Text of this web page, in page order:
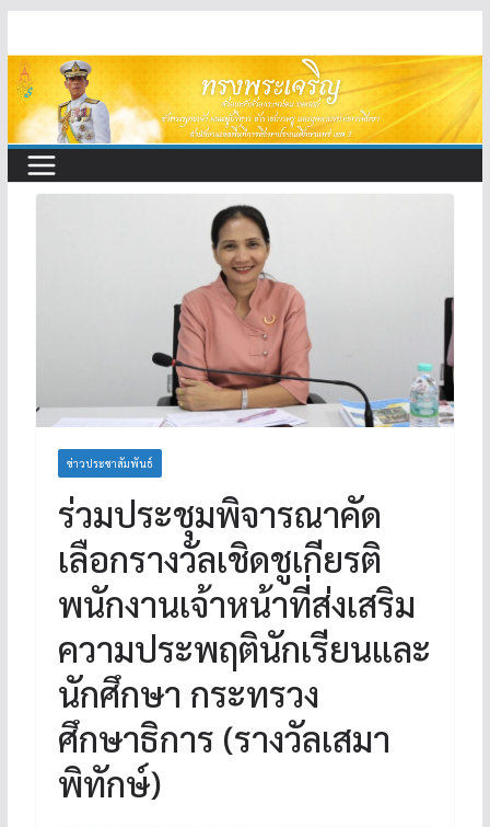
to
content
ข่าวประชาสัมพันธ์
ร่วมประชุมพิจารณาคัด
เลือกรางวัลเชิดชูเกียรติ
พนักงานเจ้าหน้าที่ส่งเสริม
ความประพฤตินักเรียนและ
นักศึกษา กระทรวง
ศึกษาธิการ (รางวัลเสมา
พิทักษ์)